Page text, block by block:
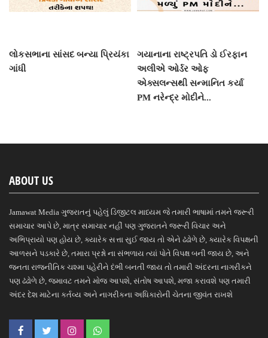
લોકસભાના સાંસદ બન્યા પ્રિયંકા
ગાંધી
ગયાનાના રાષ્ટ્રપતિ ડો ઈરફાન
અલીએ ઓર્ડર ઓફ
એક્સલન્સથી સન્માનિત કર્યા
PM નરેન્દ્ર મોદીને...
ABOUT US
Jamawat Media ગુજરાતનું પહેલું ડિજીટલ માધ્યમ જે તમારી ભાષામાં તમને જરૂરી
સમાચાર આપે છે, માત્ર સમાચાર નહીં પણ ગુજરાતને જરૂરી વિચાર અને
અભિપ્રાયો પણ હોય છે, ક્યારેક સત્તા સુઈ જાય તો એને ઢંઢોળે છે, ક્યારેક વિપક્ષની
આળસને પડકારે છે, તમારા પ્રશ્નો ના સંભળાય ત્યાં પોતે વિપક્ષ બની જાય છે, અને
જનતા રાજનીતિક ચશ્મા પહેરીને દંભી બનતી જાય તો તમારી અંદરના નાગરીકને
પણ ઢંઢોળે છે, જમાવટ તમને મોજ આપશે, સંતોષ આપશે, મજા કરાવશે પણ તમારી
અંદર દેશ માટેના કર્તવ્ય અને નાગરીકના અધિકારોની ચેતના જીવંત રાખશે